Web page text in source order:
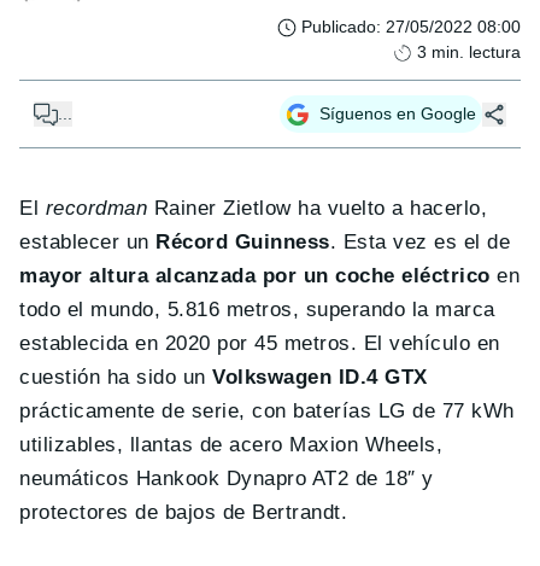
Publicado: 27/05/2022 08:00
3 min. lectura
... Síguenos en Google
El recordman Rainer Zietlow ha vuelto a hacerlo,
establecer un Récord Guinness. Esta vez es el de
mayor altura alcanzada por un coche eléctrico en
todo el mundo, 5.816 metros, superando la marca
establecida en 2020 por 45 metros. El vehículo en
cuestión ha sido unVolkswagen ID.4 GTX
prácticamente de serie, con baterías LG de 77 kWh
utilizables, llantas de acero Maxion Wheels,
neumáticos Hankook Dynapro AT2 de 18″ y
protectores de bajos de Bertrandt.